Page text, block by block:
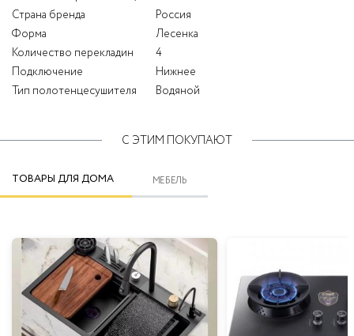
Страна бренда
Россия
Форма
Лесенка
Количество перекладин
4
Подключение
Нижнее
Тип полотенцесушителя
Водяной
С ЭТИМ ПОКУПАЮТ
ТОВАРЫ ДЛЯ ДОМА МЕБЕЛЬ